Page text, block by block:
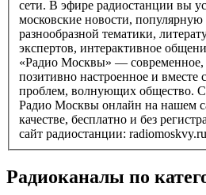
сети. В эфире радиостанции вы
московские новости,
разнообразной тематики,
экспертов, интерактивное
«Радио Москвы» — современное,
позитивно настроенное и вместе
проблем, волнующих общество.
Радио Москвы онлайн на нашем
качестве, бесплатно и без
сайт радиостанции: radiomoskvy.ru
Радиоканалы по